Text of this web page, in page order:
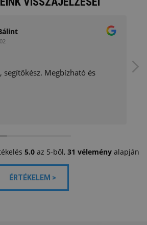
segítőkész. Megbízható és
5.0az 5-ből, 31 véleményalapján
ÉRTÉKELEM >